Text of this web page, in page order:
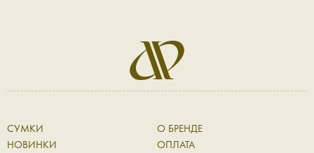
СУМКИ
НОВИНКИ
О БРЕНДЕ
ОПЛАТА